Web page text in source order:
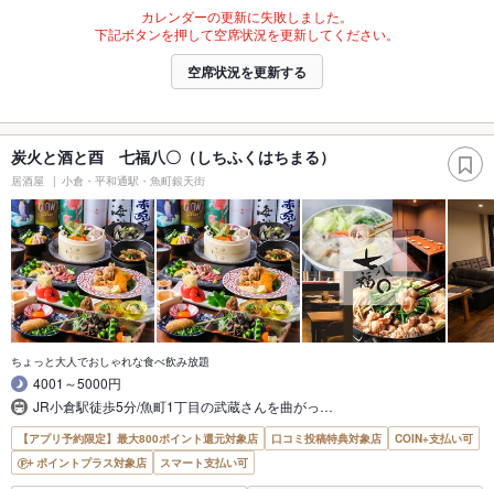
カレンダーの更新に失敗しました。
下記ボタンを押して空席状況を更新してください。
空席状況を更新する
炭火と酒と酉 七福八〇（しちふくはちまる）
居酒屋 小倉・平和通駅・魚町銀天街
ちょっと大人でおしゃれな食べ飲み放題
4001～5000円
JR小倉駅徒歩5分/魚町1丁目の武蔵さんを曲がっ…
【アプリ予約限定】最大800ポイント還元対象店 口コミ投稿特典対象店
COIN+支払い可
ポイントプラス対象店
スマート支払い可